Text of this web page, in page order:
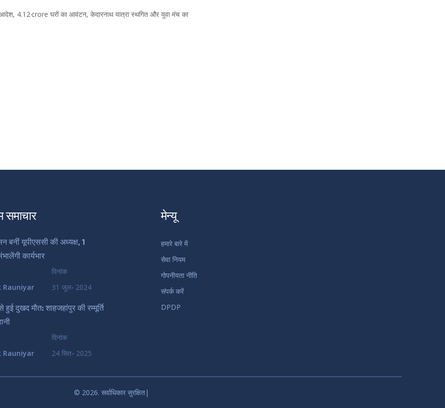
4.12 crore घरों का आवंटन, केदारनाथ यात्रा स्थगित और युवा मंच का
समाचार
बनीं यूपीएससी की अध्यक्ष, 1
कार्यभार
Rauniyar
दिनांक
31 जुल॰ 2024
दुखद मौत: शाहजहांपुर की रम्मूर्ति
Rauniyar
दिनांक
24 सित॰ 2025
मेन्यू
हमारे बारे में
सेवा नियम
गोपनीयता नीति
संपर्क करें
DPDP
© 2026. सर्वाधिकार सुरक्षित|